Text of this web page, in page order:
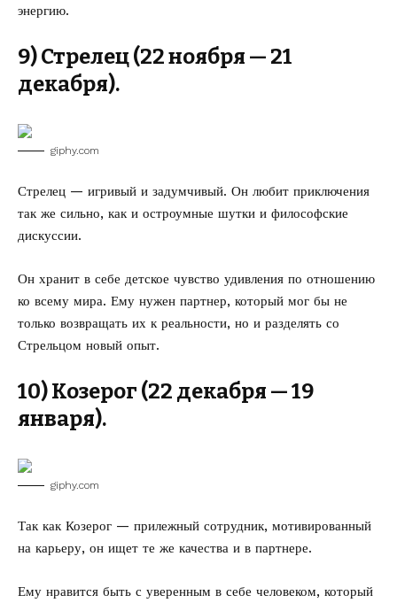
энергию.
9) Стрелец (22 ноября — 21
декабря).
giphy.com
Стрелец — игривый и задумчивый. Он любит приключения
так же сильно, как и остроумные шутки и философские
дискуссии.
Он хранит в себе детское чувство удивления по отношению
ко всему мира. Ему нужен партнер, который мог бы не
только возвращать их к реальности, но и разделять со
Стрельцом новый опыт.
10) Козерог (22 декабря — 19
января).
giphy.com
Так как Козерог — прилежный сотрудник, мотивированный
на карьеру, он ищет те же качества и в партнере.
Ему нравится быть с уверенным в себе человеком, который